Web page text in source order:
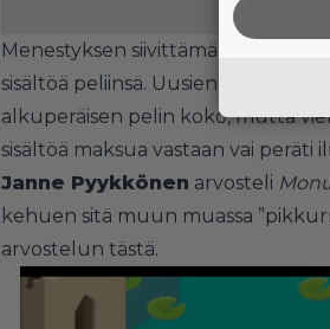
Menestyksen siivittämänä Ustwo
sisältöä peliinsä. Uusien kenttien
alkuperäisen pelin koko, mutta
sisältöä maksua vastaan vai peräti
Janne Pyykkönen arvosteli
kehuen sitä muun muassa
arvostelun tästä.